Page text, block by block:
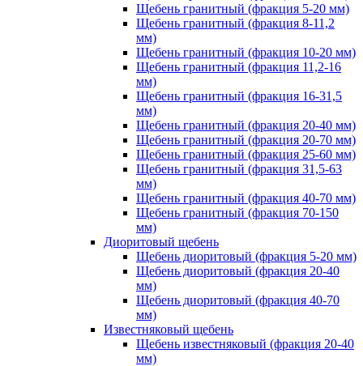
Щебень гранитный (фракция 5-20 мм)
Щебень гранитный (фракция 8-11,2
мм)
Щебень гранитный (фракция 10-20 мм)
Щебень гранитный (фракция 11,2-16
мм)
Щебень гранитный (фракция 16-31,5
мм)
Щебень гранитный (фракция 20-40 мм)
Щебень гранитный (фракция 20-70 мм)
Щебень гранитный (фракция 25-60 мм)
Щебень гранитный (фракция 31,5-63
мм)
Щебень гранитный (фракция 40-70 мм)
Щебень гранитный (фракция 70-150
мм)
Диоритовый щебень
Щебень диоритовый (фракция 5-20 мм)
Щебень диоритовый (фракция 20-40
мм)
Щебень диоритовый (фракция 40-70
мм)
Известняковый щебень
Щебень известняковый (фракция 20-40
мм)